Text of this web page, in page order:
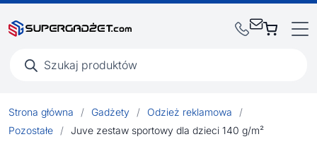
produktów
Strona główna / Gadżety / Odzież reklamowa
/
Pozostałe
/ Juve zestaw sportowy dla dzieci 140 g/m²